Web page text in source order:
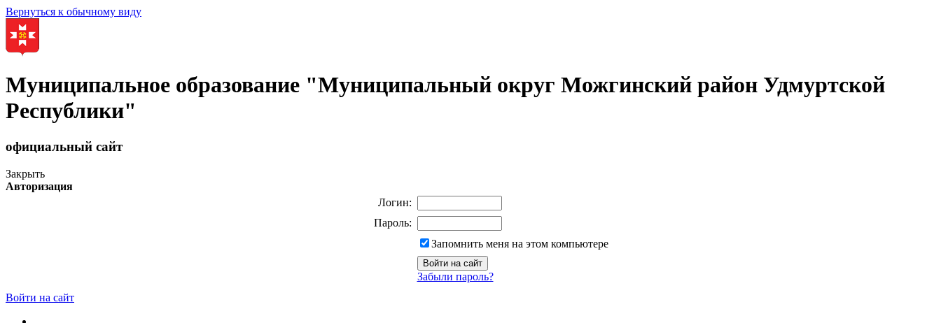
Вернуться к обычному виду
Муниципальное образование "Муниципальный округ Можгинский район Удмуртской
Республики"
официальный сайт
Закрыть
Авторизация
Логин:
Пароль:
Запомнить меня на этом компьютере
Забыли пароль?
Войти на сайт